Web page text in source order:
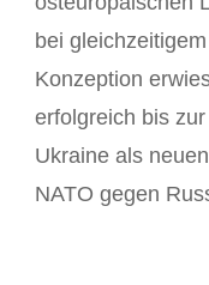
bei
Konzeption
erfolgreich bis
Ukraine als
NATO gegen